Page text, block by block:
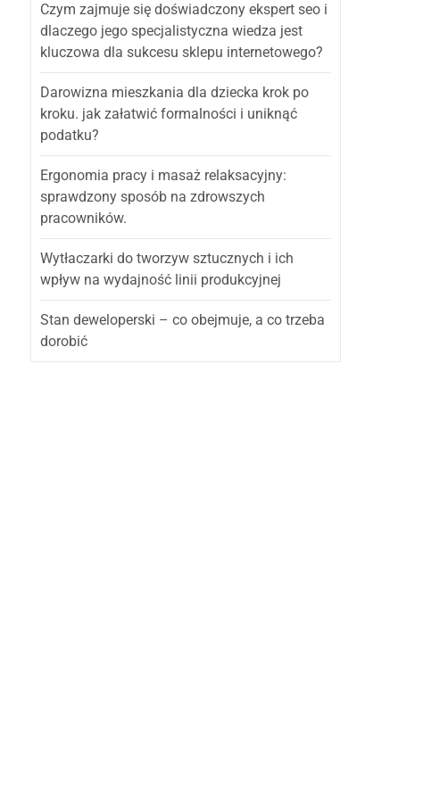
Czym zajmuje się doświadczony ekspert seo i
dlaczego jego specjalistyczna wiedza jest
kluczowa dla sukcesu sklepu internetowego?
Darowizna mieszkania dla dziecka krok po
kroku. jak załatwić formalności i uniknąć
podatku?
Ergonomia pracy i masaż relaksacyjny:
sprawdzony sposób na zdrowszych
pracowników.
Wytłaczarki do tworzyw sztucznych i ich
wpływ na wydajność linii produkcyjnej
Stan deweloperski – co obejmuje, a co trzeba
dorobić